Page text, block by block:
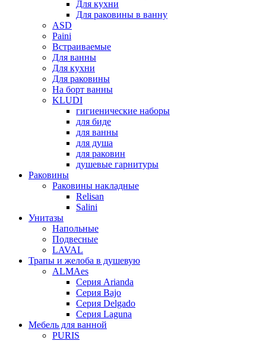
Для кухни
Для раковины в ванну
ASD
Paini
Встраиваемые
Для ванны
Для кухни
Для раковины
На борт ванны
KLUDI
гигиенические наборы
для биде
для ванны
для душа
для раковин
душевые гарнитуры
Раковины
Раковины накладные
Relisan
Salini
Унитазы
Напольные
Подвесные
LAVAL
Трапы и желоба в душевую
ALMAes
Серия Arianda
Серия Bajo
Серия Delgado
Серия Laguna
Мебель для ванной
PURIS